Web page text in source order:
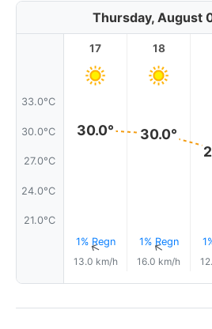
Thursday, August
33.0°C
30.0°C
27.0°C
24.0°C
21.0°C
17
30.0°
1% Regn
↑
13.0 km/h
18
30.0°
1% Regn
↑
16.0 km/h